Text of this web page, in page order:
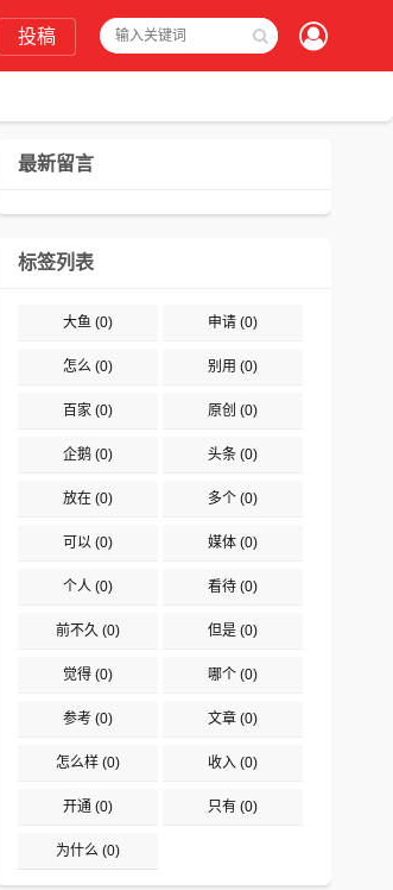
投稿
最新留言
标签列表
大鱼 (0) 申请 (0)
怎么 (0) 别用 (0)
百家 (0) 原创 (0)
企鹅 (0) 头条 (0)
放在 (0) 多个 (0)
可以 (0) 媒体 (0)
个人 (0) 看待 (0)
前不久 (0) 但是 (0)
觉得 (0) 哪个 (0)
参考 (0) 文章 (0)
怎么样 (0) 收入 (0)
开通 (0) 只有 (0)
为什么 (0)